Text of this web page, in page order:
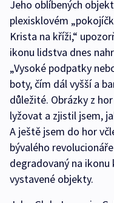
Jeho oblíbených
plexisklovém
Krista na kříži,“
ikonu lidstva dnes
„Vysoké podpatky
boty, čím dál vyšší a
důležité. Obrázky z
lyžovat a zjistil jsem,
A ještě jsem do hor
bývalého
degradovaný na ikonu
vystavené objekty.